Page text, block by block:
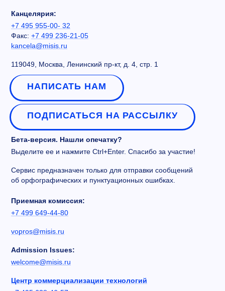
Канцелярия:
+7 495 955-00- 32
Факс: +7 499 236-21-05
kancela@misis.ru
119049, Москва, Ленинский пр-кт, д. 4, стр. 1
НАПИСАТЬ НАМ
ПОДПИСАТЬСЯ НА РАССЫЛКУ
Бета-версия. Нашли опечатку?
Выделите ее и нажмите Ctrl+Enter. Спасибо за участие!
Сервис предназначен только для отправки сообщений
об орфографических и пунктуационных ошибках.
Приемная комиссия:
+7 499 649-44-80
vopros@misis.ru
Admission Issues:
welcome@misis.ru
Центр коммерциализации технологий